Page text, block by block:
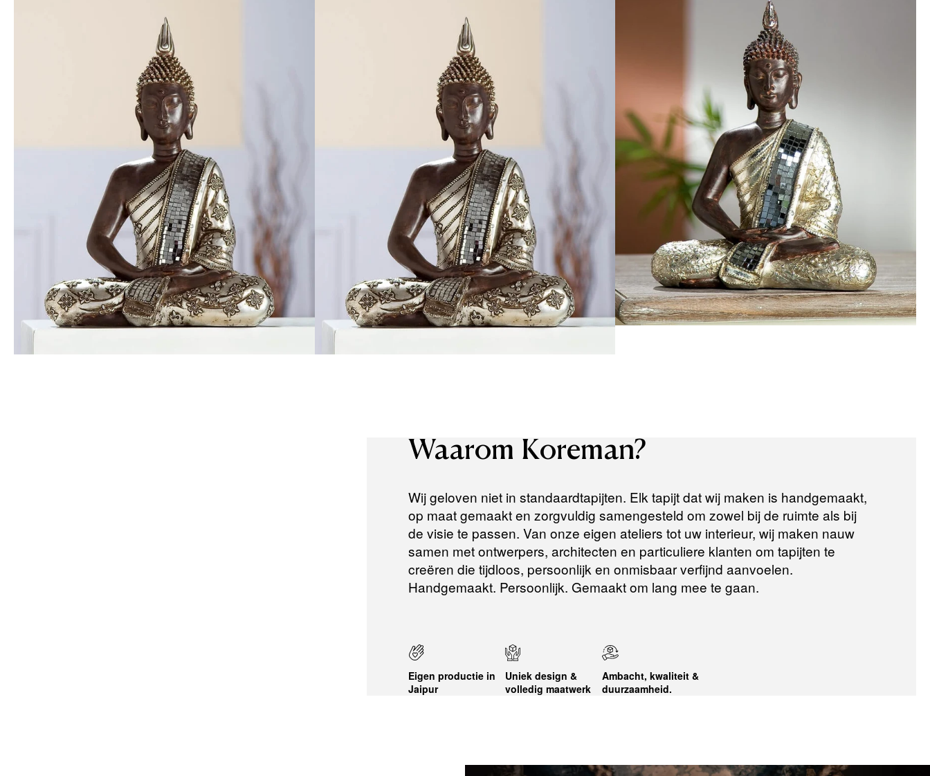
Het artikel wordt gratis bij u thuis geleverd. Wij streven ernaar uw
bij u thuis te bezorgen.
Het artikel wordt gratis bij u thuis geleverd. Mocht het niet passen en
u besluit het te retourneren, dan storten wij het aankoopbedrag zo
snel mogelijk terug, maar uiterlijk
binnen 14 dagen na herroeping
Voor meer informatie kunt u terecht op:
Waarom Koreman?
Wij geloven niet in standaardtapijten. Elk tapijt dat wij maken is handgemaakt,
op maat gemaakt en zorgvuldig samengesteld om zowel bij de ruimte als bij
de visie te passen. Van onze eigen ateliers tot uw interieur, wij maken nauw
samen met ontwerpers, architecten en particuliere klanten om tapijten te
creëren die tijdloos, persoonlijk en onmisbaar verfijnd aanvoelen.
Handgemaakt. Persoonlijk. Gemaakt om lang mee te gaan.
Eigen productie in
Jaipur
Uniek design &
volledig maatwerk
Ambacht, kwaliteit &
duurzaamheid.